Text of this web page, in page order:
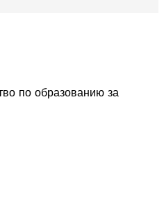
по образованию за